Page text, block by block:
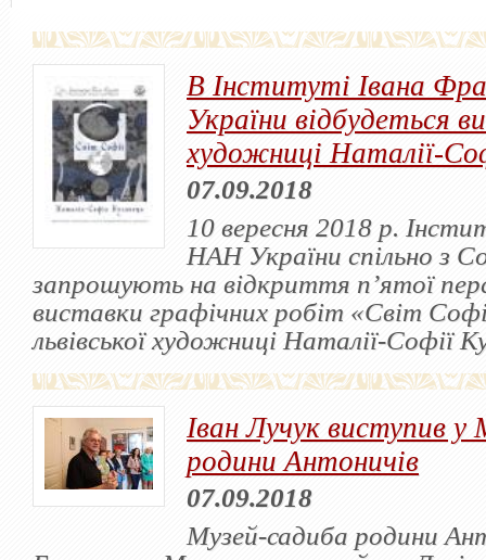
В Інституті Івана
України відбудеться
художниці Наталії-
07.09.2018
10 вересня 2018 р.
НАН України спільно з
запрошують на відкриття п’ятої
виставки графічних робіт «Світ
львівської художниці Наталії-Софії
Іван Лучук виступив у
родини Антоничів
07.09.2018
Музей-садиба родини